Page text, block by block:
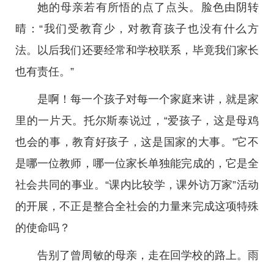
她的母亲若有所悟的点了点头。脸色由阴转
晴：“我们受教育少，对教育孩子也没有什么方
法。以后我们还要经常和学校联系，毕竟我们家长
也有责任。”
是啊！每一个孩子对每一个家庭来讲，就是家
里的一片天。托尔斯泰说过，“爱孩子，这是母鸡
也会的事，教育好孩子，这是国家的大事。”它不
是哪一位教师，哪一位家长单独能完成的，它是全
社会共同的事业。“课内比较学，课外访万家”活动
的开展，不正是整合全社会的力量来完成这项特殊
的使命吗？
告别了曾周敏的母亲，走在回学校的路上。雨